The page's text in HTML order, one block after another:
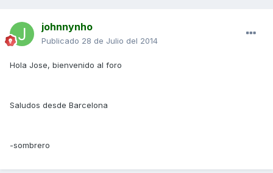
johnnynho
Publicado 28 de Julio del 2014
Hola Jose, bienvenido al foro
Saludos desde Barcelona
-sombrero